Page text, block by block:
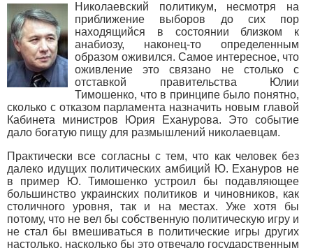
Николаевский политикум, несмотря на
приближение выборов до сих пор
находящийся в состоянии близком к
анабиозу, наконец-то определенным
образом оживился. Самое интересное, что
оживление это связано не столько с
отставкой правительства Юлии
Тимошенко, что в принципе было понятно,
сколько с отказом парламента назначить новым главой
Кабинета министров Юрия Еханурова. Это событие
дало богатую пищу для размышлений николаевцам.
Практически все согласны с тем, что как человек без
далеко идущих политических амбиций Ю. Ехануров не
в пример Ю. Тимошенко устроил бы подавляющее
большинство украинских политиков и чиновников, как
столичного уровня, так и на местах. Уже хотя бы
потому, что не вел бы собственную политическую игру и
не стал бы вмешиваться в политические игры других
настолько, насколько бы это отвечало государственным